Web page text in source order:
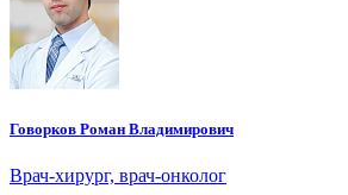
Говорков Роман Владимирович
Врач-хирург, врач-онколог